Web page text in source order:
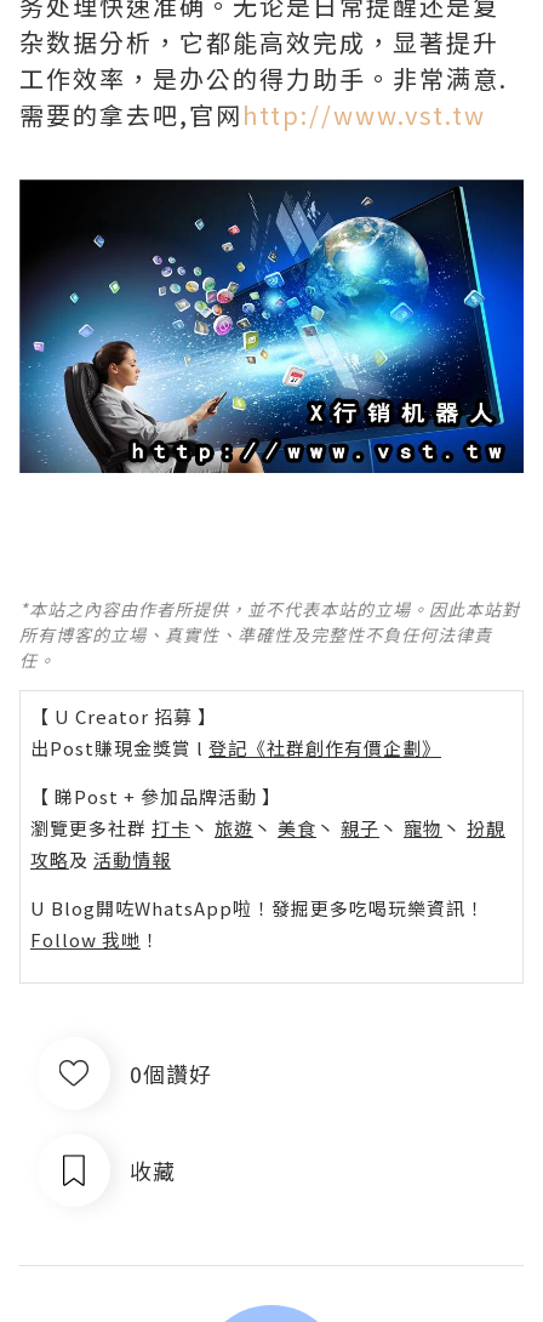
杂数据分析，它都能高效完成，显著提升
工作效率，是办公的得力助手。非常满意.
需要的拿去吧,官网http://www.vst.tw
*本站之內容由作者所提供，並不代表本站的立場。因此本站對
所有博客的立場、真實性、準確性及完整性不負任何法律責
任。
【 U Creator 招募 】
出Post賺現金獎賞 l 登記《社群創作有價企劃》
【 睇Post + 參加品牌活動 】
瀏覽更多社群 打卡 丶 旅遊 丶 美食 丶 親子 丶 寵物 丶 扮靚
攻略及 活動情報
U Blog開咗WhatsApp啦！發掘更多吃喝玩樂資訊！
Follow 我哋 ！
0個讚好
收藏